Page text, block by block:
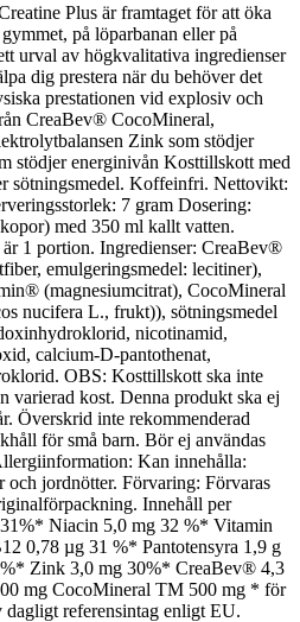
Plus är framtaget för att öka
på löparbanan eller på
urval av högkvalitativa ingredienser
dig prestera när du behöver det
prestationen vid explosiv och
CreaBev® CocoMineral,
Zink som stödjer
stödjer energinivån Kosttillskott med
sötningsmedel. Koffeinfri. Nettovikt:
7 gram Dosering:
med 350 ml kallt vatten.
1 portion. Ingredienser: CreaBev®
emulgeringsmedel: lecitiner),
(magnesiumcitrat), CocoMineral
nucifera L., frukt)), sötningsmedel
nicotinamid,
calcium-D-pantothenat,
OBS: Kosttillskott ska inte
varierad kost. Denna produkt ska ej
Överskrid inte rekommenderad
för små barn. Bör ej användas
Kan innehålla:
och jordnötter. Förvaring: Förvaras
Innehåll per
Niacin 5,0 mg 32 %* Vitamin
0,78 µg 31 %* Pantotensyra 1,9 g
Zink 3,0 mg 30%* CreaBev® 4,3
mg CocoMineral TM 500 mg * för
dagligt referensintag enligt EU.